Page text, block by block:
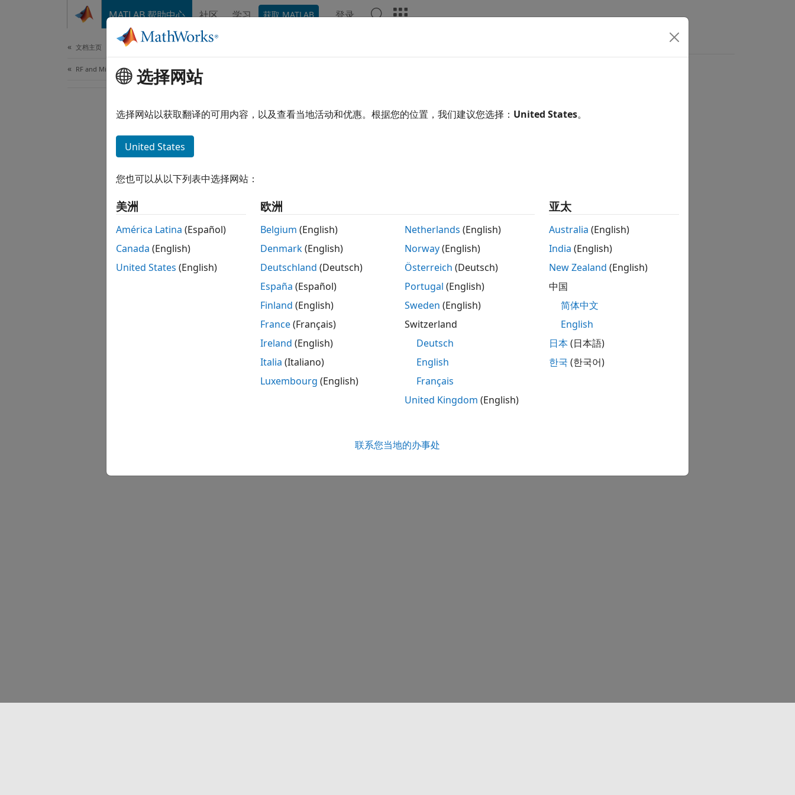
MATLAB 帮助中心 社区 学习 获取 MATLAB 登录
文档主页
RF and Mixed Signal选择网站
选择网站以获取翻译的可用内容，以及查看当地活动和优惠。根据您的位置，我们建议您选择： United States。
United States
您也可以从以下列表中选择网站：
美洲
América Latina (Español)
Canada (English)
United States (English)
欧洲
Belgium (English)
Denmark(English)
Deutschland (Deutsch)
España (Español)
Finland (English)
France(Français)
Ireland (English)
Italia (Italiano)
Luxembourg (English)
Netherlands (English)
Norway(English)
Österreich (Deutsch)
Portugal (English)
Sweden (English)
Switzerland
Deutsch
English
Français
United Kingdom (English)
亚太
Australia (English)
India (English)
New Zealand (English)
中国
简体中文
English
日本(日本語)
한국 (한국어)
联系您当地的办事处